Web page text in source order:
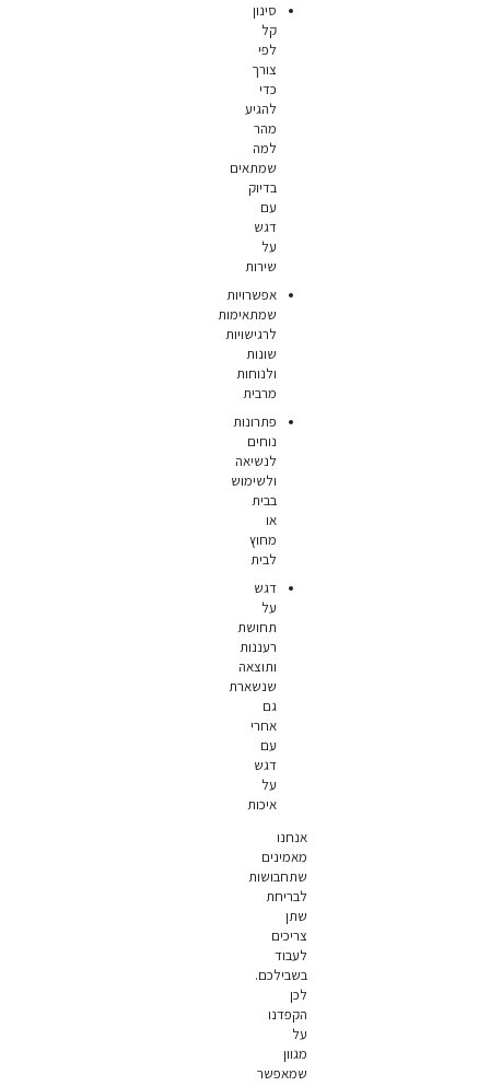
סינון
קל
לפי
צורך
כדי
להגיע
מהר
למה
שמתאים
בדיוק
עם
דגש
על
שירות
אפשרויות
שמתאימות
לרגישויות
שונות
ולנוחות
מרבית
פתרונות
נוחים
לנשיאה
ולשימוש
בבית
או
מחוץ
לבית
דגש
על
תחושת
רעננות
ותוצאה
שנשארת
גם
אחרי
עם
דגש
על
איכות
אנחנו
מאמינים
שתחבושות
לבריחת
שתן
צריכים
לעבוד
בשבילכם.
לכן
הקפדנו
על
מגוון
שמאפשר